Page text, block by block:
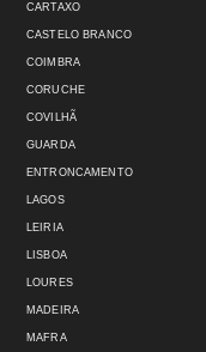
CARTAXO
CASTELO BRANCO
COIMBRA
CORUCHE
COVILHÃ
GUARDA
ENTRONCAMENTO
LAGOS
LEIRIA
LISBOA
LOURES
MADEIRA
MAFRA